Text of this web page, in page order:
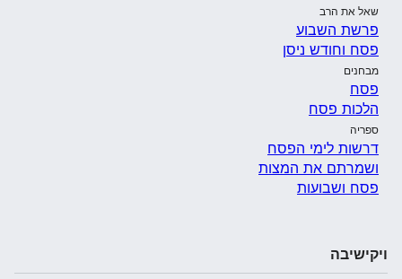
שאל את הרב
פרשת השבוע
פסח וחודש ניסן
מבחנים
פסח
הלכות פסח
ספריה
דרשות לימי הפסח
ושמרתם את המצות
פסח ושבועות
ויקישיבה